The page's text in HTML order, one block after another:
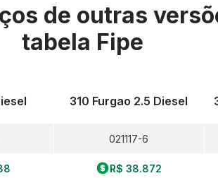
de outras
tabela Fipe
310 Furgao 2.5 Diesel
021117-6
R$ 38.872